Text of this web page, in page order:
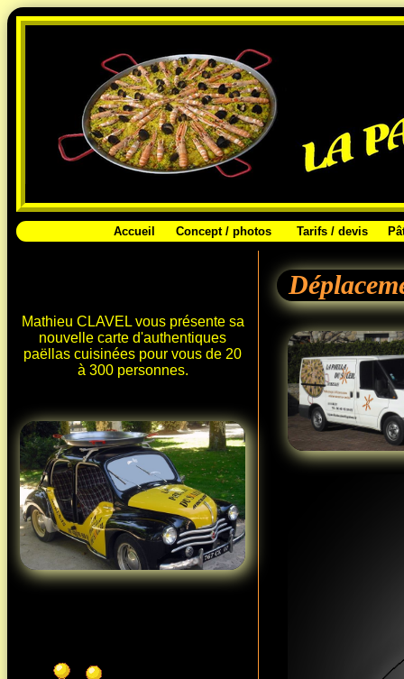
Accueil Concept / photos Tarifs / devis
Mathieu CLAVEL vous présente sa
nouvelle carte d'authentiques
paëllas cuisinées pour vous de 20
à 300 personnes.